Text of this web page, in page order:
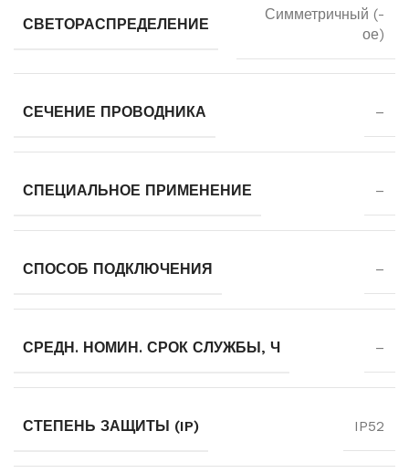
СВЕТОРАСПРЕДЕЛЕНИЕ
Симметричный (-
ое)
СЕЧЕНИЕ ПРОВОДНИКА –
СПЕЦИАЛЬНОЕ ПРИМЕНЕНИЕ –
СПОСОБ ПОДКЛЮЧЕНИЯ –
СРЕДН. НОМИН. СРОК СЛУЖБЫ, Ч –
СТЕПЕНЬ ЗАЩИТЫ (IP) IP52